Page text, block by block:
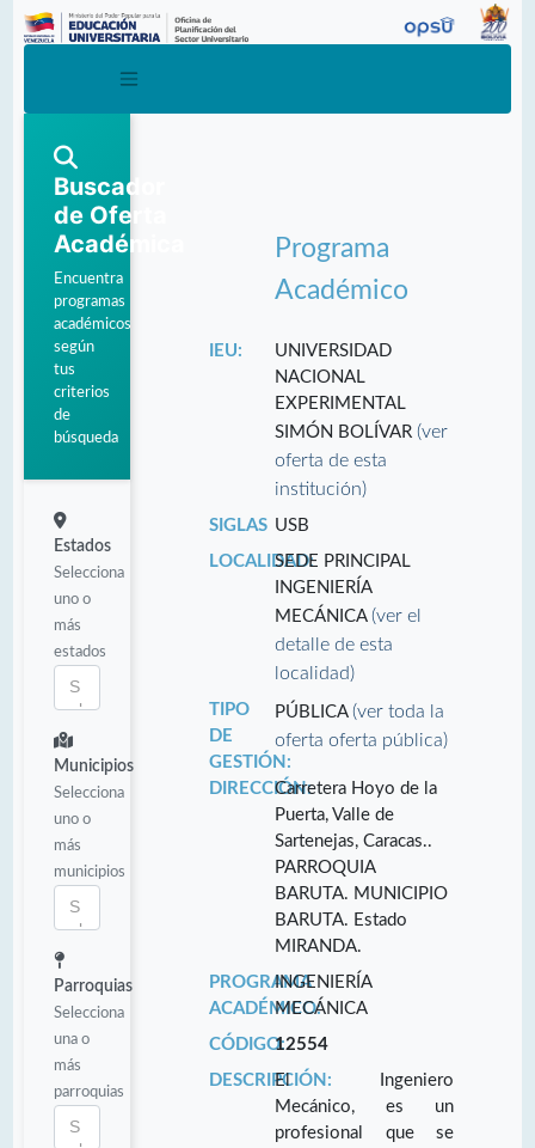
Buscador
de Oferta
Académica
Encuentra
programas
académicos
según
tus
criterios
de
búsqueda
Estados
Selecciona
uno o
más
estados
Municipios
Selecciona
uno o
más
municipios
Parroquias
Selecciona
una o
más
parroquias
Programa
Académico
IEU:
UNIVERSIDAD
NACIONAL
EXPERIMENTAL
SIMÓN BOLÍVAR(ver
oferta de esta
institución)
SIGLAS USB
LOCALIDAD:SEDE PRINCIPAL
INGENIERÍA
MECÁNICA(ver el
detalle de esta
localidad)
TIPO
DE
GESTIÓN:
PÚBLICA(ver toda la
oferta oferta pública)
DIRECCIÓN:Carretera Hoyo de la
Puerta, Valle de
Sartenejas, Caracas..
PARROQUIA
BARUTA. MUNICIPIO
BARUTA. Estado
MIRANDA.
PROGRAMA
ACADÉMICO:
INGENIERÍA
MECÁNICA
CÓDIGO:12554
DESCRIPCIÓN:El Ingeniero
Mecánico, es un
profesional que se